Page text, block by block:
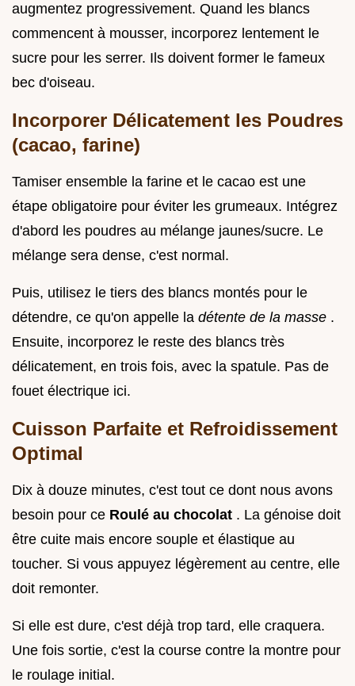
augmentez progressivement. Quand les blancs
commencent à mousser, incorporez lentement le
sucre pour les serrer. Ils doivent former le fameux
bec d'oiseau.
Incorporer Délicatement les Poudres
(cacao, farine)
Tamiser ensemble la farine et le cacao est une
étape obligatoire pour éviter les grumeaux. Intégrez
d'abord les poudres au mélange jaunes/sucre. Le
mélange sera dense, c'est normal.
Puis, utilisez le tiers des blancs montés pour le
détendre, ce qu'on appelle la détente de la masse .
Ensuite, incorporez le reste des blancs très
délicatement, en trois fois, avec la spatule. Pas de
fouet électrique ici.
Cuisson Parfaite et Refroidissement
Optimal
Dix à douze minutes, c'est tout ce dont nous avons
besoin pour ce Roulé au chocolat . La génoise doit
être cuite mais encore souple et élastique au
toucher. Si vous appuyez légèrement au centre, elle
doit remonter.
Si elle est dure, c'est déjà trop tard, elle craquera.
Une fois sortie, c'est la course contre la montre pour
le roulage initial.